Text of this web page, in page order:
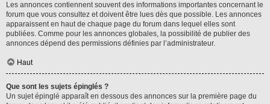
Les annonces contiennent souvent des informations importantes concernant le
forum que vous consultez et doivent être lues dès que possible. Les annonces
apparaissent en haut de chaque page du forum dans lequel elles sont
publiées. Comme pour les annonces globales, la possibilité de publier des
annonces dépend des permissions définies par l’administrateur.
Haut
Que sont les sujets épinglés ?
Un sujet épinglé apparaît en dessous des annonces sur la première page du